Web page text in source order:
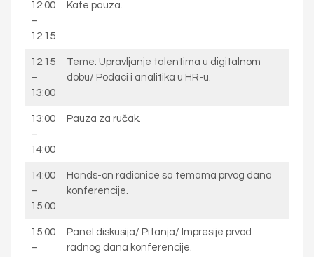
12:00
–
12:15
Kafe pauza.
12:15
–
13:00
Teme: Upravljanje talentima u digitalnom
dobu/ Podaci i analitika u HR-u.
13:00
–
14:00
Pauza za ručak.
14:00
–
15:00
Hands-on radionice sa temama prvog dana
konferencije.
15:00
–
Panel diskusija/ Pitanja/ Impresije prvod
radnog dana konferencije.